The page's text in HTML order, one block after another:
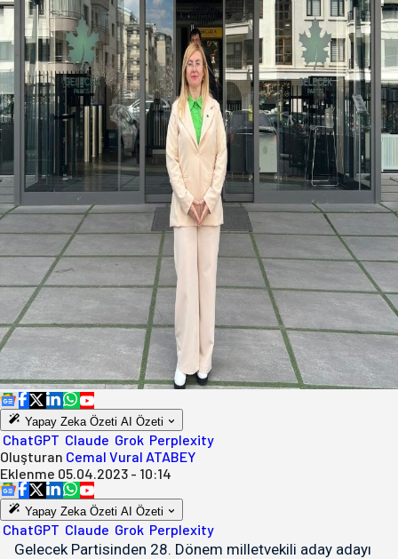
Yapay Zeka Özeti AI Özeti
ChatGPT Claude Grok Perplexity
Oluşturan Cemal Vural ATABEY
Eklenme 05.04.2023 - 10:14
Yapay Zeka Özeti AI Özeti
ChatGPT Claude Grok Perplexity
Gelecek Partisinden 28. Dönem milletvekili aday adayı